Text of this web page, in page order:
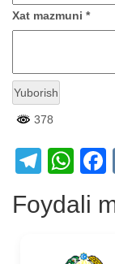
Xat mazmuni *
Yuborish
378
Foydali